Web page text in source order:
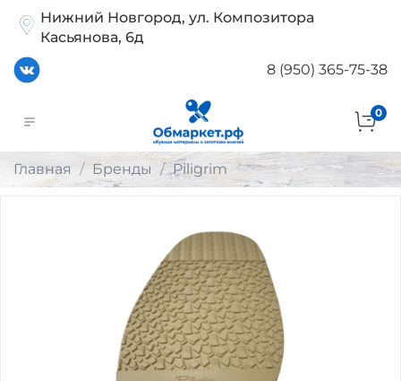
Нижний Новгород, ул. Композитора
Касьянова, 6д
8 (950) 365-75-38
0
Главная Бренды Piligrim